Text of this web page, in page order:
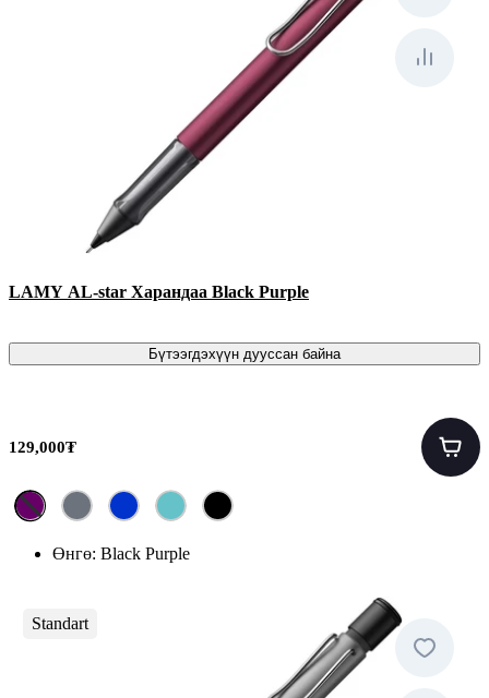
LAMY AL-star Харандаа Black Purple
Бүтээгдэхүүн дууссан байна
129,000₮
Өнгө: Black Purple
Standart